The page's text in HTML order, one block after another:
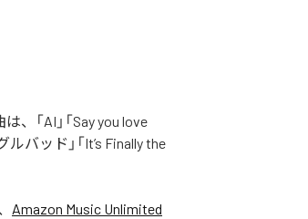
「AI」「Say you love
ルバッド」「It’s Finally the
Amazon Music Unlimited